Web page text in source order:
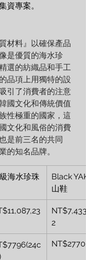
資專案。
材料』以確保產品
是優質的海水珍
選的紡織品和手工
品項上用獨特的設
引了消費者的注意
國文化和傳統價值
性極重的國家，這
文化和風俗的消費
是前三名的共同
的知名品牌。
海水珍珠
Black
山鞋
2
NT$2770